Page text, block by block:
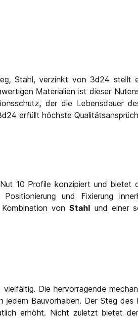
Stahl, verzinkt von 3d24 stellt
Materialien ist dieser
der die Lebensdauer
erfüllt höchste
10 Profile konzipiert und bietet
und Fixierung
Kombination vonStahl und einer
Die hervorragende
jedem Bauvorhaben. Der Steg
erhöht. Nicht zuletzt bietet